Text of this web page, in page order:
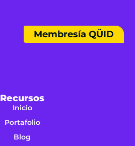
Recursos
Inicio
Portafolio
Blog
Membresía QÜID